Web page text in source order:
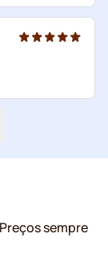
sempre